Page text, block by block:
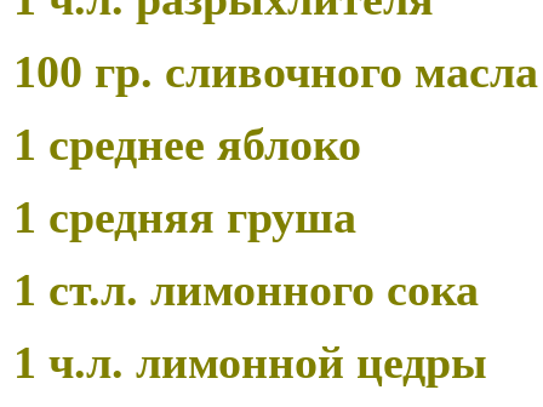
100 гр. сливочного масла
1 среднее яблоко
1 средняя груша
1 ст.л. лимонного сока
1 ч.л. лимонной цедры